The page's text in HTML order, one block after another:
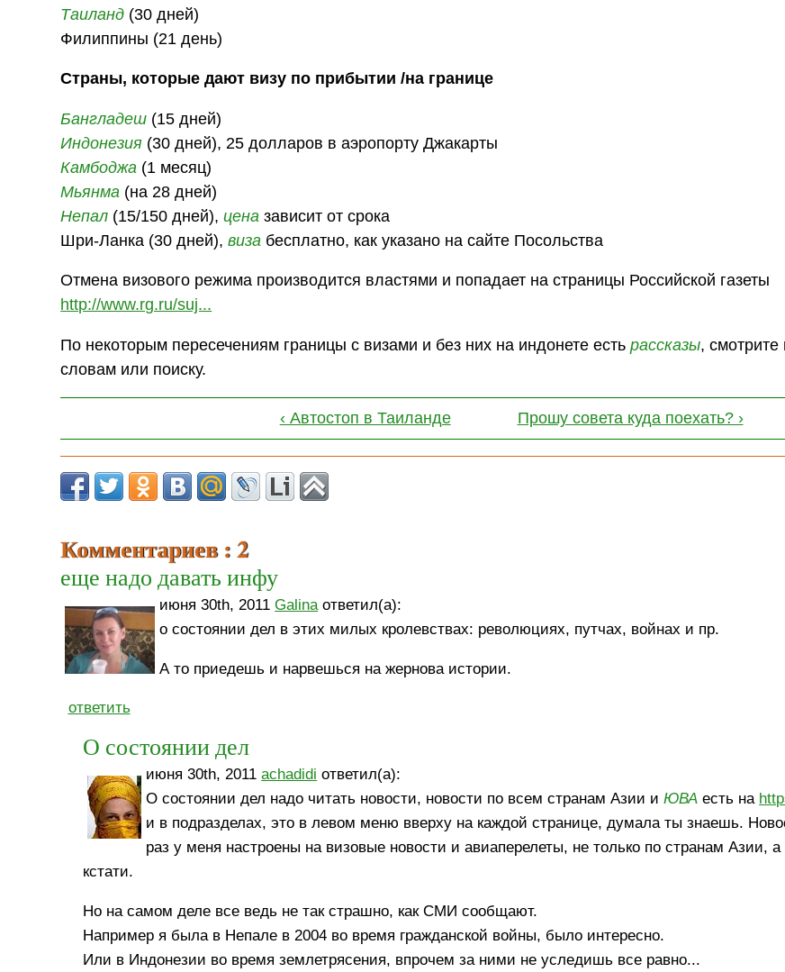
Таиланд (30 дней)
Филиппины (21 день)
Страны, которые дают визу по прибытии /на границе
Бангладеш (15 дней)
Индонезия (30 дней), 25 долларов в аэропорту Джакарты
Камбоджа (1 месяц)
Мьянма (на 28 дней)
Непал (15/150 дней),цена зависит от срока
Шри-Ланка (30 дней),виза бесплатно, как указано на сайте Посольства
Отмена визового режима производится властями и попадает на страницы Российской газеты
http://www.rg.ru/suj...
По некоторым пересечениям границы с визами и без них на индонете естьрассказы,
словам или поиску.
‹ Автостоп в Таиланде Прошу совета куда поехать? ›
Комментариев : 2
еще надо давать инфу
июня 30th, 2011Galina ответил(а):
о состоянии дел в этих милых кролевствах: революциях, путчах, войнах и пр.
А то приедешь и нарвешься на жернова истории.
ответить
О состоянии дел
июня 30th, 2011achadidi ответил(а):
О состоянии дел надо читать новости, новости по всем странам Азии иЮВА есть на
и в подразделах, это в левом меню вверху на каждой странице, думала ты знаешь.
раз у меня настроены на визовые новости и авиаперелеты, не только по странам Азии,
кстати.
Но на самом деле все ведь не так страшно, как СМИ сообщают.
Например я была в Непале в 2004 во время гражданской войны, было интересно.
Или в Индонезии во время землетрясения, впрочем за ними не уследишь все равно...